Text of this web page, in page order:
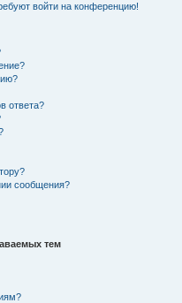
войти на конференцию!
ответа?
сообщения?
тем